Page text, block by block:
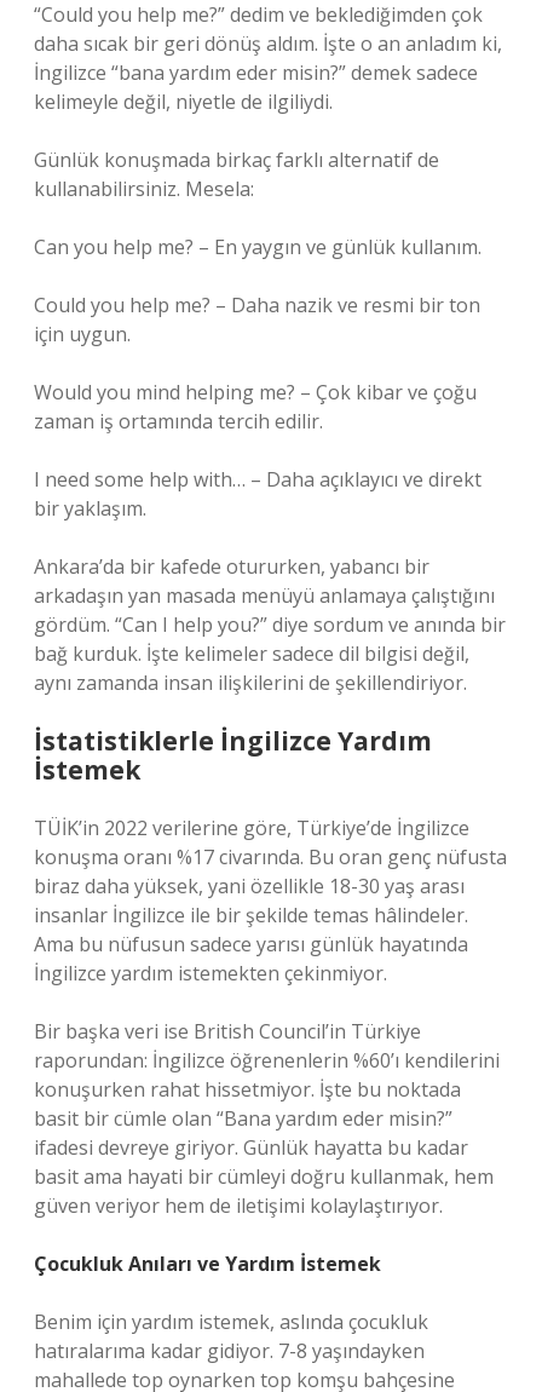
“Could you help me?” dedim ve beklediğimden çok
daha sıcak bir geri dönüş aldım. İşte o an anladım ki,
İngilizce “bana yardım eder misin?” demek sadece
kelimeyle değil, niyetle de ilgiliydi.
Günlük konuşmada birkaç farklı alternatif de
kullanabilirsiniz. Mesela:
Can you help me? – En yaygın ve günlük kullanım.
Could you help me? – Daha nazik ve resmi bir ton
için uygun.
Would you mind helping me? – Çok kibar ve çoğu
zaman iş ortamında tercih edilir.
I need some help with… – Daha açıklayıcı ve direkt
bir yaklaşım.
Ankara’da bir kafede otururken, yabancı bir
arkadaşın yan masada menüyü anlamaya çalıştığını
gördüm. “Can I help you?” diye sordum ve anında bir
bağ kurduk. İşte kelimeler sadece dil bilgisi değil,
aynı zamanda insan ilişkilerini de şekillendiriyor.
İstatistiklerle İngilizce Yardım
İstemek
TÜİK’in 2022 verilerine göre, Türkiye’de İngilizce
konuşma oranı %17 civarında. Bu oran genç nüfusta
biraz daha yüksek, yani özellikle 18-30 yaş arası
insanlar İngilizce ile bir şekilde temas hâlindeler.
Ama bu nüfusun sadece yarısı günlük hayatında
İngilizce yardım istemekten çekinmiyor.
Bir başka veri ise British Council’in Türkiye
raporundan: İngilizce öğrenenlerin %60’ı kendilerini
konuşurken rahat hissetmiyor. İşte bu noktada
basit bir cümle olan “Bana yardım eder misin?”
ifadesi devreye giriyor. Günlük hayatta bu kadar
basit ama hayati bir cümleyi doğru kullanmak, hem
güven veriyor hem de iletişimi kolaylaştırıyor.
Çocukluk Anıları ve Yardım İstemek
Benim için yardım istemek, aslında çocukluk
hatıralarıma kadar gidiyor. 7-8 yaşındayken
mahallede top oynarken top komşu bahçesine